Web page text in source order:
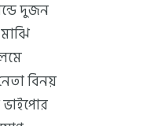
দুজন
বিনয়
ভাইপোর